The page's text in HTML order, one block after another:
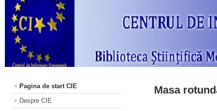
Pagina de start CIE
Despre CIE
Masa